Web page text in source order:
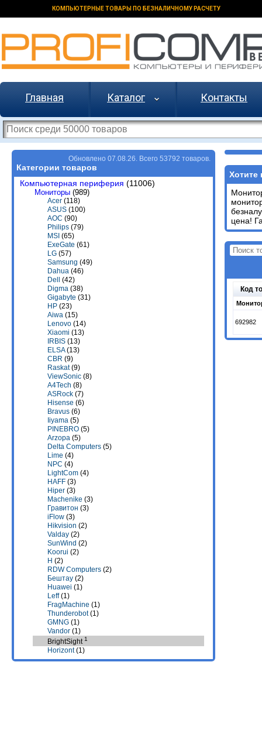
КОМПЬЮТЕРНЫЕ ТОВАРЫ ПО БЕЗНАЛИЧНОМУ РАСЧЕТУ
Главная Каталог Контакты
Обновлено 07.08.26. Всего 53792 товаров.
Категории товаров
Компьютерная периферия (11006)
Мониторы (989)
Acer (118)
ASUS (100)
AOC (90)
Philips (79)
MSI (65)
ExeGate (61)
LG (57)
Samsung (49)
Dahua (46)
Dell
(42)
Digma (38)
Gigabyte (31)
HP (23)
Aiwa (15)
Lenovo (14)
Xiaomi (13)
IRBIS (13)
ELSA(13)
CBR (9)
Raskat(9)
ViewSonic (8)
A4Tech (8)
ASRock (7)
Hisense (6)
Bravus (6)
Iiyama (5)
PINEBRO (5)
Arzopa (5)
Delta Computers (5)
Lime (4)
NPC (4)
LightCom (4)
HAFF (3)
Hiper (3)
Machenike (3)
Гравитон (3)
iFlow (3)
Hikvision (2)
Valday (2)
SunWind (2)
Koorui (2)
H (2)
RDW Computers (2)
Бештау (2)
Huawei (1)
Leff(1)
FragMachine (1)
Thunderobot(1)
GMNG (1)
Vandor (1)
BrightSight 1
Horizont(1)
Хотите
цена!
Код
692982